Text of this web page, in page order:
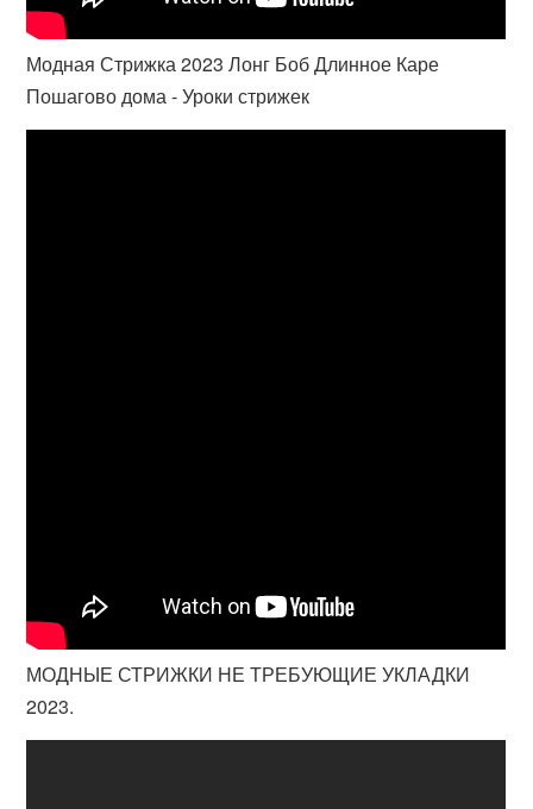
Модная Стрижка 2023 Лонг Боб Длинное Каре
Пошагово дома - Уроки стрижек
МОДНЫЕ СТРИЖКИ НЕ ТРЕБУЮЩИЕ УКЛАДКИ
2023.